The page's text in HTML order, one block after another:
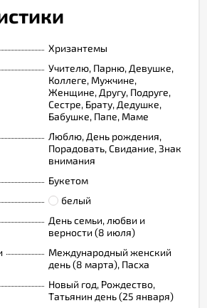
Хризантемы
Учителю, Парню, Девушке,
Коллеге, Мужчине,
Женщине, Другу, Подруге,
Сестре, Брату, Дедушке,
Бабушке, Папе, Маме
Люблю, День рождения,
Порадовать, Свидание, Знак
внимания
Букетом
белый
День семьи, любви и
верности (8 июля)
Международный женский
день (8 марта), Пасха
Новый год, Рождество,
Татьянин день (25 января)